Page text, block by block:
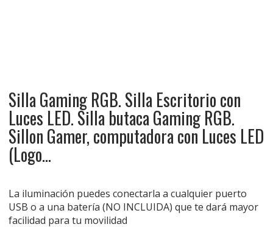
Silla Gaming RGB. Silla Escritorio con
Luces LED. Silla butaca Gaming RGB.
Sillon Gamer, computadora con Luces LED
(Logo…
La iluminación puedes conectarla a cualquier puerto
USB o a una batería (NO INCLUIDA) que te dará mayor
facilidad para tu movilidad